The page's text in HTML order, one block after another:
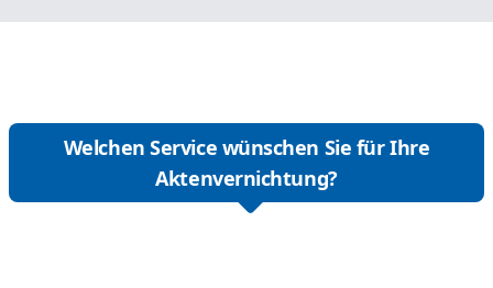
Welchen Service wünschen Sie für Ihre
Aktenvernichtung?